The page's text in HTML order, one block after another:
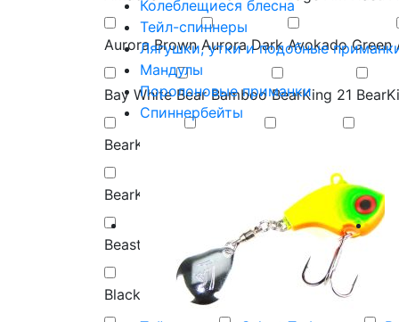
Aurora Brown Aurora Dark Avokado Green
Bay White Bear Bamboo BearKing 21
BearKing C
BearKing O BearKing Q BearKing
Beast Bone Beast Olive Bee Yamame
Black/Chartreuse Dots Black/Orange/Orange
Колеблещиеся блесна
Тейл-спиннеры
Лягушки, утки и подобные
Мандулы
Поролоновые приманки
Спиннербейты